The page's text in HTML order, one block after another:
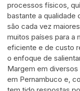
processos físicos,
bastante a qualidade
são cada vez
muitos países para a
eficiente e de custo
o enfoque de
Margem em
em Pernambuco e,